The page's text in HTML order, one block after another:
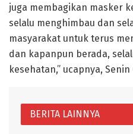
juga membagikan masker
selalu menghimbau dan
masyarakat untuk terus
dan kapanpun berada,
kesehatan,” ucapnya, Senin
BERITA LAINNYA